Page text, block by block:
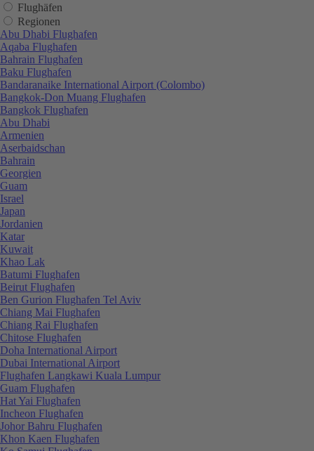
Flughäfen
Regionen
Abu Dhabi Flughafen
Aqaba Flughafen
Bahrain Flughafen
Baku Flughafen
Bandaranaike International Airport (Colombo)
Bangkok-Don Muang Flughafen
Bangkok Flughafen
Abu Dhabi
Armenien
Aserbaidschan
Bahrain
Georgien
Guam
Israel
Japan
Jordanien
Katar
Kuwait
Khao Lak
Batumi Flughafen
Beirut Flughafen
Ben Gurion Flughafen Tel Aviv
Chiang Mai Flughafen
Chiang Rai Flughafen
Chitose Flughafen
Doha International Airport
Dubai International Airport
Flughafen Langkawi Kuala Lumpur
Guam Flughafen
Hat Yai Flughafen
Incheon Flughafen
Johor Bahru Flughafen
Khon Kaen Flughafen